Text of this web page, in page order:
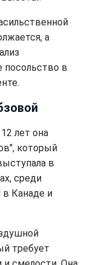
а
посольство в
лет она
который
в
среди
в Канаде и
требует